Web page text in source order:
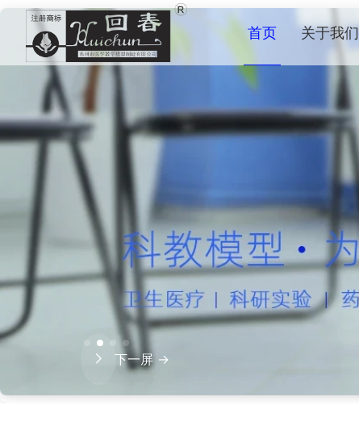
首页 关于我们
下一屏 →